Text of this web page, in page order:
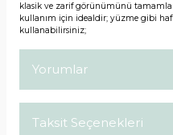
klasik ve zarif görünümünü
kullanım için idealdir; yüzme gibi
kullanabilirsiniz;
Yorumlar
Taksit Seçenekleri